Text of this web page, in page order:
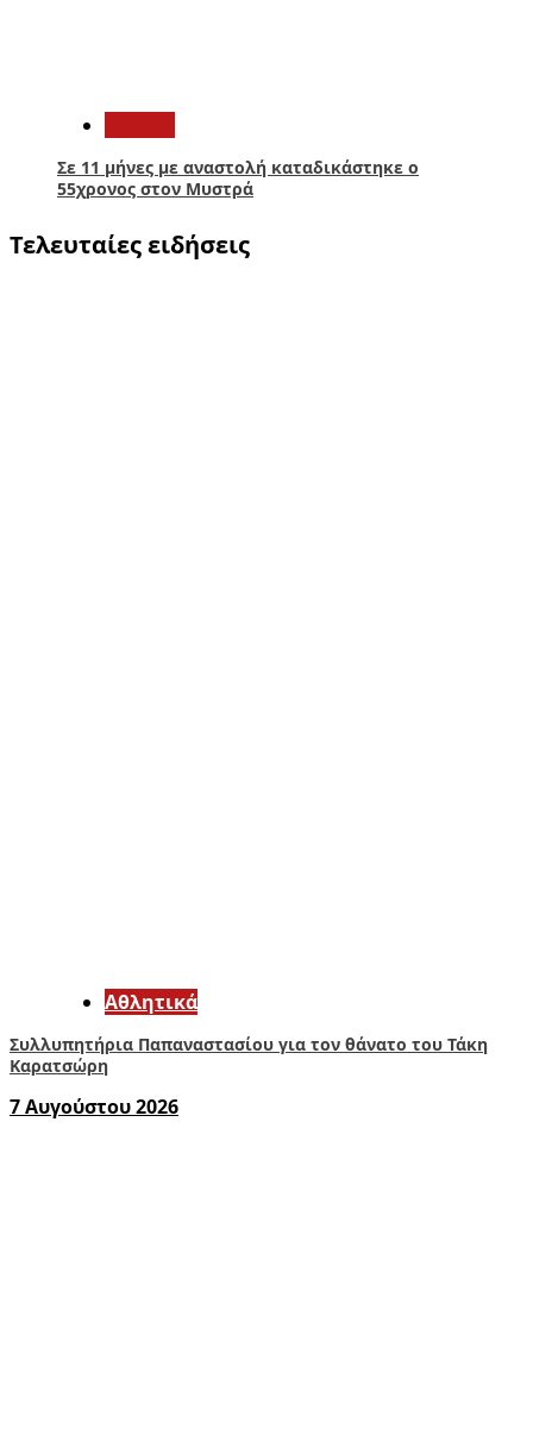
Σε 11 μήνες με αναστολή καταδικάστηκε ο
55χρονος στον Μυστρά
Τελευταίες ειδήσεις
Αθλητικά
Συλλυπητήρια Παπαναστασίου για τον θάνατο του Τάκη
Καρατσώρη
7 Αυγούστου 2026